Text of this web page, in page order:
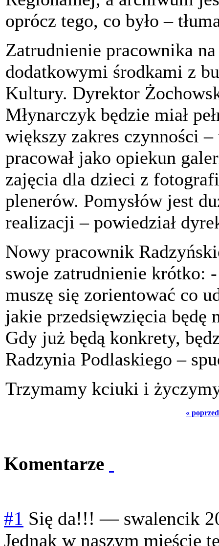
oprócz tego, co było –
Zatrudnienie pracownika
dodatkowymi środkami z
Kultury. Dyrektor
Młynarczyk będzie miał
większy zakres czynności
pracował jako opiekun
zajęcia dla dzieci z
plenerów. Pomysłów jest
realizacji – powiedział
Nowy pracownik
swoje zatrudnienie krótko:
muszę się zorientować co
jakie przedsięwzięcia będę
Gdy już będą konkrety,
Radzynia Podlaskiego –
Trzymamy kciuki i
«
Komentarze
#1 Się da!!! — swalencik
Jednak w naszym mieście